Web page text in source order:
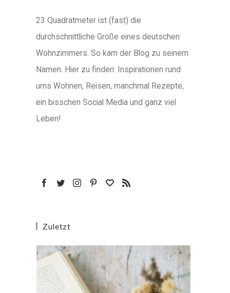
23 Quadratmeter ist (fast) die
durchschnittliche Größe eines deutschen
Wohnzimmers. So kam der Blog zu seinem
Namen. Hier zu finden: Inspirationen rund
ums Wohnen, Reisen, manchmal Rezepte,
ein bisschen Social Media und ganz viel
Leben!
Zuletzt